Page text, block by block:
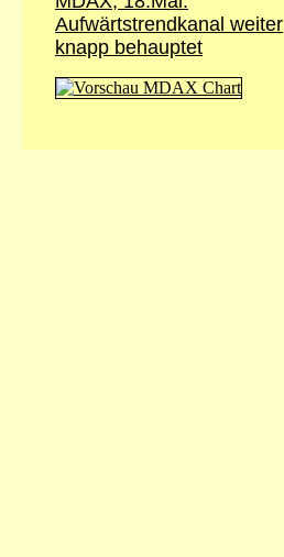
Aufwärtstrendkanal weiter
knapp behauptet